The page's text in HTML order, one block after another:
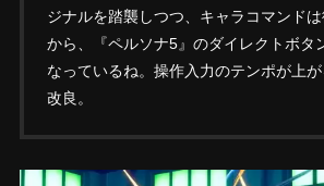
ジナルを踏襲しつつ、キャラコマンド
から、『ペルソナ5』のダイレクトボタ
なっているね。操作入力のテンポが上
改良。